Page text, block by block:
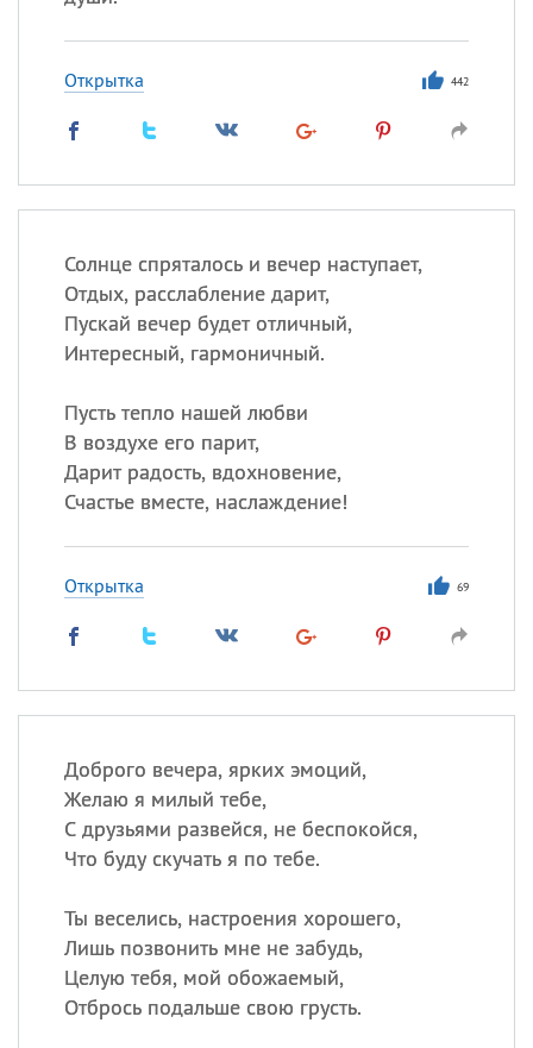
Открытка 442
Солнце спряталось и вечер наступает,
Отдых, расслабление дарит,
Пускай вечер будет отличный,
Интересный, гармоничный.
Пусть тепло нашей любви
В воздухе его парит,
Дарит радость, вдохновение,
Счастье вместе, наслаждение!
Открытка 69
Доброго вечера, ярких эмоций,
Желаю я милый тебе,
С друзьями развейся, не беспокойся,
Что буду скучать я по тебе.
Ты веселись, настроения хорошего,
Лишь позвонить мне не забудь,
Целую тебя, мой обожаемый,
Отбрось подальше свою грусть.